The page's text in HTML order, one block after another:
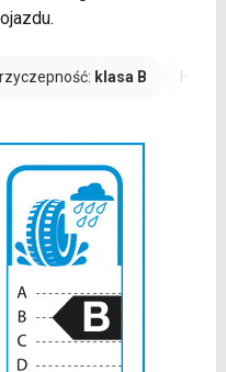
klasa B Hałas: